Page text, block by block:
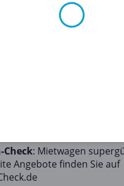
bis zum 01.01.2024
Sicher unterwegs und
sind Sie mit einem
Auto-Urlaubsschecks –
E-Auto – und mit
fast! Diese unglaublichen
ewig gültig sein.
Check: Mietwagen
Angebote finden Sie auf